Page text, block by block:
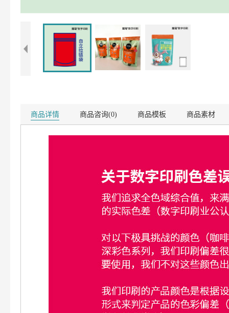
商品详情 商品咨询(0) 商品模板 商品素材